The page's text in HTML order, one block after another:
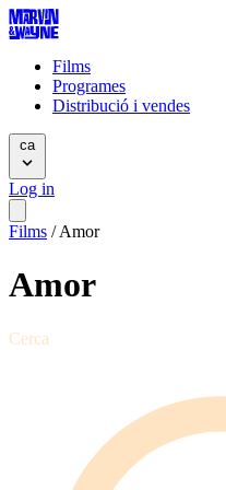
Films
Programes
Distribució i vendes
ca
Log in
Films / Amor
Amor
Cerca